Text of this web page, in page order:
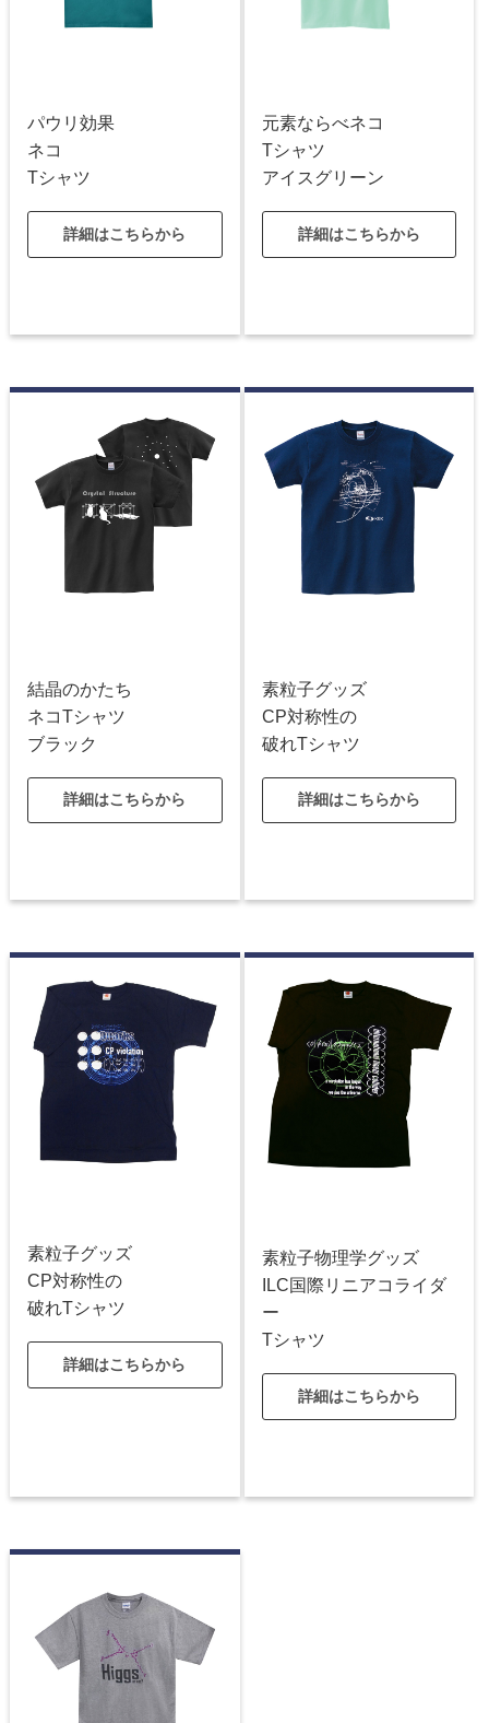
パウリ効果
ネコ
Tシャツ
詳細はこちらから
元素ならべネコ
Tシャツ
アイスグリーン
詳細はこちらから
結晶のかたち
ネコTシャツ
ブラック
詳細はこちらから
素粒子グッズ
CP対称性の
破れTシャツ
詳細はこちらから
素粒子グッズ
CP対称性の
破れTシャツ
詳細はこちらから
素粒子物理学グッズ
ILC国際リニアコライダ
ー
Tシャツ
詳細はこちらから